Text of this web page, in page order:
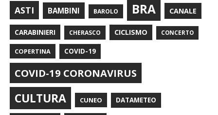
ASTI BAMBINI BAROLO BRA CANALE
CARABINIERI CHERASCO CICLISMO CONCERTO
COPERTINA COVID-19
COVID-19 CORONAVIRUS
CULTURA CUNEO DATAMETEO